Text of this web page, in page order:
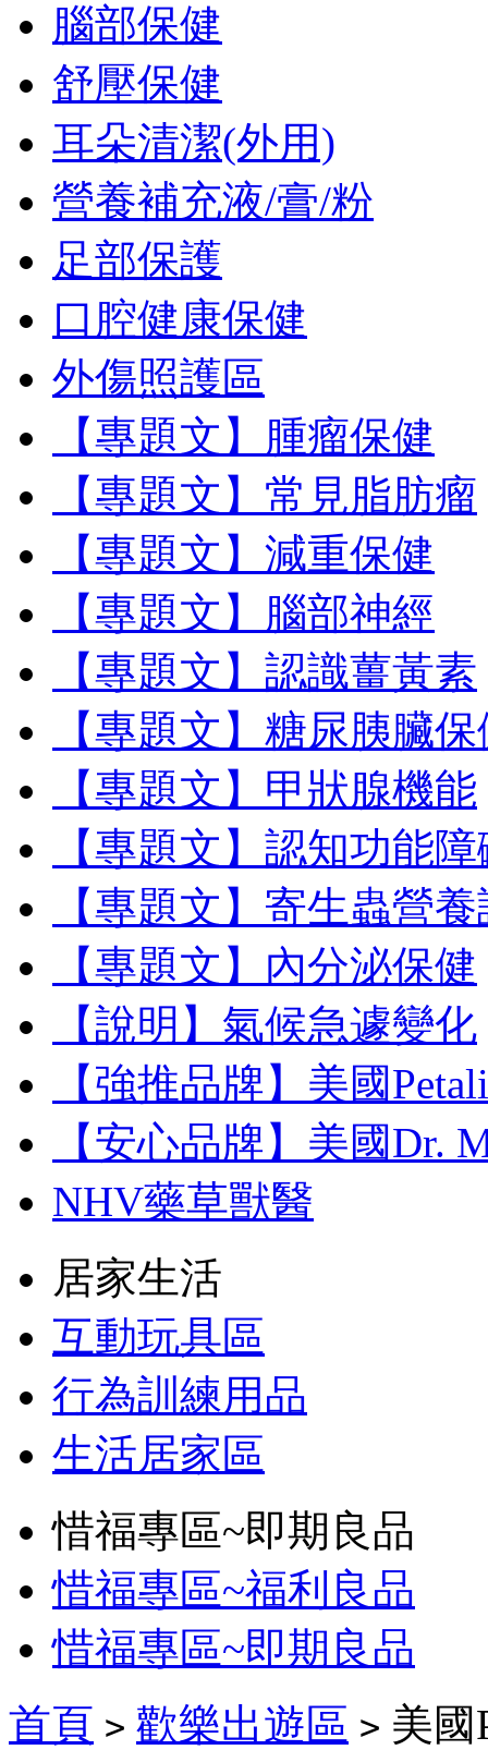
腦部保健
舒壓保健
耳朵清潔(外用)
營養補充液/膏/粉
足部保護
口腔健康保健
外傷照護區
【專題文】腫瘤保健
【專題文】常見脂肪瘤
【專題文】減重保健
【專題文】腦部神經
【專題文】認識薑黃素
【專題文】糖尿胰臟
【專題文】甲狀腺機能
【專題文】認知功能
【專題文】寄生蟲營
【專題文】內分泌保健
【說明】氣候急遽變化
【強推品牌】美國
【安心品牌】美國Dr.
NHV藥草獸醫
居家生活
互動玩具區
行為訓練用品
生活居家區
惜福專區~即期良品
惜福專區~福利良品
惜福專區~即期良品
首頁 > 歡樂出遊區 > 美國